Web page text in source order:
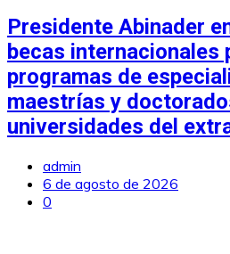
Presidente Abinader
becas internacionales
programas de
maestrías y
universidades del
admin
6 de agosto de 2026
0